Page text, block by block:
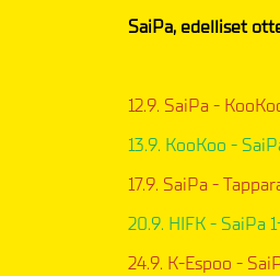
SaiPa, edelliset
12.9. SaiPa -
13.9. KooKoo -
17.9. SaiPa -
20.9. HIFK - SaiPa
24.9. K-Espoo -